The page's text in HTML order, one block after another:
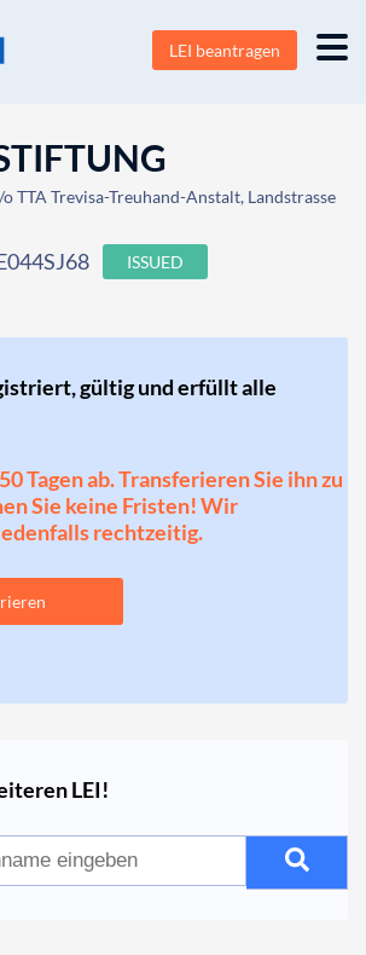
LEI beantragen
TTA Trevisa-Treuhand-Anstalt, Landstrasse
ISSUED
gültig und erfüllt alle
Tagen ab. Transferieren Sie ihn zu
Sie keine Fristen! Wir
rechtzeitig.
LEI!